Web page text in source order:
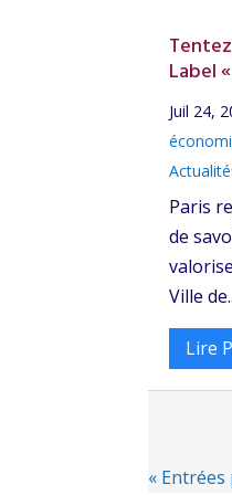
Label
Juil 24,
Paris
de
Ville
Lire
«